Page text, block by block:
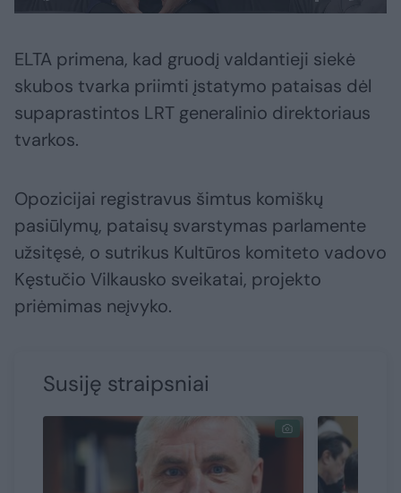
ELTA primena, kad gruodį valdantieji siekė
skubos tvarka priimti įstatymo pataisas dėl
supaprastintos LRT generalinio direktoriaus
tvarkos.
Opozicijai registravus šimtus komiškų
pasiūlymų, pataisų svarstymas parlamente
užsitęsė, o sutrikus Kultūros komiteto vadovo
Kęstučio Vilkausko sveikatai, projekto
priėmimas neįvyko.
Susiję straipsniai